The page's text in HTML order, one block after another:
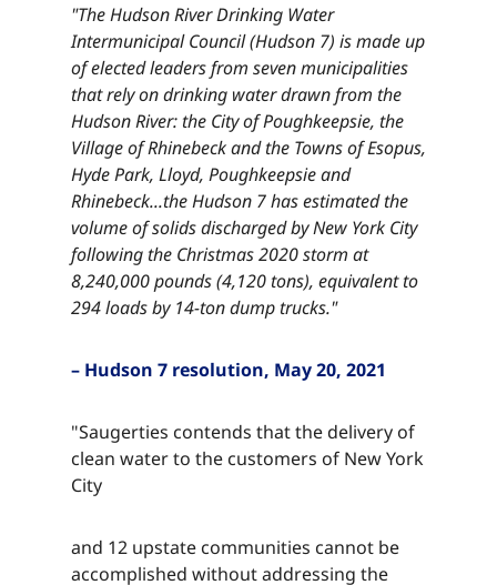
"The Hudson River Drinking Water
Intermunicipal Council (Hudson 7) is made up
of elected leaders from seven municipalities
that rely on drinking water drawn from the
Hudson River: the City of Poughkeepsie, the
Village of Rhinebeck and the Towns of Esopus,
Hyde Park, Lloyd, Poughkeepsie and
Rhinebeck...the Hudson 7 has estimated the
volume of solids discharged by New York City
following the Christmas 2020 storm at
8,240,000 pounds (4,120 tons), equivalent to
294 loads by 14-ton dump trucks."​​​​‌ ‍ ​‍​‍‌‍ ‌ ​‍‌‍‍‌‌‍‌ ‌‍‍‌‌‍ ‍​‍​‍​ ‍‍​‍​‍‌ ​ ‌‍​‌‌‍ ‍‌‍‍‌‌ ‌​‌ ‍‌​‍ ‍‌‍‍‌‌‍ ​‍​‍​‍ ​​‍​‍‌‍‍​‌ ​‍‌‍‌‌‌‍‌‍​‍​‍​ ‍‍​‍​‍‌‍‍​‌ ‌​‌ ‌​‌ ​​‌ ​ ​ ‍‍​‍ ​‍ ‌‍​ ‌‍ ‌‌ ​ ​‍ ‍‌‍ ‌‌‍​‌‌‍‍‌‌‍ ‍​‍ ‍​ ​‍​ ​​​ ​‍​ ‌​‌ ​‍‌‍‌‌‌‍‌​‌‍‌‌‌ ​ ‌‍‍‌‌‍‌ ‌‍ ‍​‍ ‍‌ ​‍‌‍‍‌‌ ‌‍‌‍‌‌‌ ​‍‌‍‍ ‌‍‌‌‌‍‌‌‌ ​​‌‍‌‌‌ ​‍​‍ ‍‌‍ ‌ ​‍‌‍‌ ​‍ ‌‍‍‌‌‍ ‍‌ ‌​‌‍‌‌‌‍ ‍‌ ‌​​‍ ‌‍‌‌‌‍‌​‌‍‍‌‌ ‌​​‍ ‌‍ ‌‌‍ ‌‍‌​‌‍‌‌​ ‌‌ ​​‌ ​‍‌‍‌‌‌ ​ ‌‍‌‌‌‍ ‍‌ ‌​‌‍​‌‌ ‌​‌‍‍‌‌‍ ‌‍ ‍​ ‍ ‌‍‍‌‌‍‌​​ ‌​ ‌ ​ ​‌​ ​‌​ ​‌​ ​ ‌‍​‌​ ​​​ ​ ​‍ ‌​ ​‌​ ‌​​ ‌‌‌‍​ ​‍ ‌​ ‌​‌‍​‍​ ‌‌​ ‌ ​‍ ‌‌‍​‍​ ​​​ ‌‍‌‍​ ​‍ ‌​ ​​​ ‌ ​ ‌‌​ ​​​ ‍‌​ ​ ​ ​‍‌‍‌‍​ ​​​ ‍‌​ ​‌‌‍​‌​ ‍ ‌ ‌​‌ ‍‌‌ ​​‌‍‌‌​ ‌‌‍​‌‌ ​‍‌ ‌​‌‍‍‌‌‍​ ‌‍ ​‌‍‌‌​ ‍ ‌ ​​‌‍​‌‌ ‌​‌‍‍​​ ‌‌‍​ ‌‍ ‌‍ ‍‌ ‌​‌‍‌‌‌‍ ‍‌ ‌​​‍‌‌​ ‌‌‌​​‍‌‌ ‌‍‍ ‌‍‌‌‌ ‍‌​‍‌‌​ ​ ‌​‌​​‍‌‌​ ​ ‌​‌​​‍‌‌​ ​‍​ ​‍​ ​‍​ ​​‌‍​‍​ ​‍​ ‌‍​ ‌‍‌‍​‌​ ​‌‌‍​‍‌‍‌​‌‍‌‌​ ‌​​‍‌‌​ ​‍​ ​‍​‍‌‌​ ‌‌‌​‌​​‍ ‍‌‍​ ‌‍‍​‌‍‍‌‌‍ ​‌‍‌​‌ ​‍‌‍‌‌‌‍ ‍​‍‌‌​ ‌‌‌​​‍‌‌ ‌‍‍ ‌‍‌‌‌ ‍‌​‍‌‌​ ​ ‌​‌​​‍‌‌​ ​ ‌​‌​​‍‌‌​ ​‍​ ​‍​ ​‍​ ​​‌‍​‍​ ​‍​ ‌‍​ ‌‍‌‍​‌​ ​‌‌‍​‍‌‍‌​‌‍‌‌​ ‌​​ ​​​‍‌‌​ ​‍​ ​‍​‍‌‌​ ‌‌‌​‌​​‍ ‍‌ ‌​‌‍‌‌‌ ‍​‌ ‌​​ ‌‍​‍‌‍​‌‌ ​ ‌‍‌‌‌‌‌‌‌ ​‍‌‍ ​​ ‌‌‍‍​‌ ‌​‌ ‌​‌ ​​‌ ​ ​‍‌‌​ ​ ‌​​‌​‍‌‌​ ​‍‌​‌‍​‍‌‌​ ​‍‌​‌‍‌‍​ ‌‍ ‌‌ ​ ​‍ ‍‌‍ ‌‌‍​‌‌‍‍‌‌‍ ‍​‍ ‍​ ​‍​ ​​​ ​‍​ ‌​‌ ​‍‌‍‌‌‌‍‌​‌‍‌‌‌ ​ ‌‍‍‌‌‍‌ ‌‍ ‍​‍ ‍‌ ​‍‌‍‍‌‌ ‌‍‌‍‌‌‌ ​‍‌‍‍ ‌‍‌‌‌‍‌‌‌ ​​‌‍‌‌‌ ​‍​‍ ‍‌‍ ‌ ​‍‌‍‌ ​‍‌‍‌‍‍‌‌‍‌​​ ‌​ ‌ ​ ​‌​ ​‌​ ​‌​ ​ ‌‍​‌​ ​​​ ​ ​‍ ‌​ ​‌​ ‌​​ ‌‌‌‍​ ​‍ ‌​ ‌​‌‍​‍​ ‌‌​ ‌ ​‍ ‌‌‍​‍​ ​​​ ‌‍‌‍​ ​‍ ‌​ ​​​ ‌ ​ ‌‌​ ​​​ ‍‌​ ​ ​ ​‍‌‍‌‍​ ​​​ ‍‌​ ​‌‌‍​‌​‍‌‍‌ ‌​‌ ‍‌‌ ​​‌‍‌‌​ ‌‌‍​‌‌ ​‍‌ ‌​‌‍‍‌‌‍​ ‌‍ ​‌‍‌‌​‍‌‍‌ ​​‌‍​‌‌ ‌​‌‍‍​​ ‌‌‍​ ‌‍ ‌‍ ‍‌ ‌​‌‍‌‌‌‍ ‍‌ ‌​​‍‌‌​ ‌‌‌​​‍‌‌ ‌‍‍ ‌‍‌‌‌ ‍‌​‍‌‌​ ​ ‌​‌​​‍‌‌​ ​ ‌​‌​​‍‌‌​ ​‍​ ​‍​ ​‍​ ​​‌‍​‍​ ​‍​ ‌‍​ ‌‍‌‍​‌​ ​‌‌‍​‍‌‍‌​‌‍‌‌​ ‌​​‍‌‌​ ​‍​ ​‍​‍‌‌​ ‌‌‌​‌​​‍ ‍‌‍​ ‌‍‍​‌‍‍‌‌‍ ​‌‍‌​‌ ​‍‌‍‌‌‌‍ ‍​‍‌‌​ ‌‌‌​​‍‌‌ ‌‍‍ ‌‍‌‌‌ ‍‌​‍‌‌​ ​ ‌​‌​​‍‌‌​ ​ ‌​‌​​‍‌‌​ ​‍​ ​‍​ ​‍​ ​​‌‍​‍​ ​‍​ ‌‍​ ‌‍‌‍​‌​ ​‌‌‍​‍‌‍‌​‌‍‌‌​ ‌​​ ​​​‍‌‌​ ​‍​ ​‍​‍‌‌​ ‌‌‌​‌​​‍ ‍‌ ‌​‌‍‌‌‌ ‍​‌ ‌​​‍‌‍‌ ​​‌‍‌‌‌ ​‍‌ ​ ‌ ​​‌‍‌‌‌‍​ ‌ ‌​‌‍‍‌‌ ‌‍‌‍‌‌​ ‌‌ ​​‌ ‌‌‌‍​‍‌‍ ​‌‍‍‌‌ ​ ‌‍‍​‌‍‌‌‌‍‌​​‍​‍‌ ‌
– Hudson 7 resolution, May 20, 2021​​​​‌ ‍ ​‍​‍‌‍ ‌ ​‍‌‍‍‌‌‍‌ ‌‍‍‌‌‍ ‍​‍​‍​ ‍‍​‍​‍‌ ​ ‌‍​‌‌‍ ‍‌‍‍‌‌ ‌​‌ ‍‌​‍ ‍‌‍‍‌‌‍ ​‍​‍​‍ ​​‍​‍‌‍‍​‌ ​‍‌‍‌‌‌‍‌‍​‍​‍​ ‍‍​‍​‍‌‍‍​‌ ‌​‌ ‌​‌ ​​‌ ​ ​ ‍‍​‍ ​‍ ‌‍​ ‌‍ ‌‌ ​ ​‍ ‍‌‍ ‌‌‍​‌‌‍‍‌‌‍ ‍​‍ ‍​ ​‍​ ​​​ ​‍​ ‌​‌ ​‍‌‍‌‌‌‍‌​‌‍‌‌‌ ​ ‌‍‍‌‌‍‌ ‌‍ ‍​‍ ‍‌ ​‍‌‍‍‌‌ ‌‍‌‍‌‌‌ ​‍‌‍‍ ‌‍‌‌‌‍‌‌‌ ​​‌‍‌‌‌ ​‍​‍ ‍‌‍ ‌ ​‍‌‍‌ ​‍ ‌‍‍‌‌‍ ‍‌ ‌​‌‍‌‌‌‍ ‍‌ ‌​​‍ ‌‍‌‌‌‍‌​‌‍‍‌‌ ‌​​‍ ‌‍ ‌‌‍ ‌‍‌​‌‍‌‌​ ‌‌ ​​‌ ​‍‌‍‌‌‌ ​ ‌‍‌‌‌‍ ‍‌ ‌​‌‍​‌‌ ‌​‌‍‍‌‌‍ ‌‍ ‍​ ‍ ‌‍‍‌‌‍‌​​ ‌​ ‌ ​ ​‌​ ​‌​ ​‌​ ​ ‌‍​‌​ ​​​ ​ ​‍ ‌​ ​‌​ ‌​​ ‌‌‌‍​ ​‍ ‌​ ‌​‌‍​‍​ ‌‌​ ‌ ​‍ ‌‌‍​‍​ ​​​ ‌‍‌‍​ ​‍ ‌​ ​​​ ‌ ​ ‌‌​ ​​​ ‍‌​ ​ ​ ​‍‌‍‌‍​ ​​​ ‍‌​ ​‌‌‍​‌​ ‍ ‌ ‌​‌ ‍‌‌ ​​‌‍‌‌​ ‌‌‍​‌‌ ​‍‌ ‌​‌‍‍‌‌‍​ ‌‍ ​‌‍‌‌​ ‍ ‌ ​​‌‍​‌‌ ‌​‌‍‍​​ ‌‌‍​ ‌‍ ‌‍ ‍‌ ‌​‌‍‌‌‌‍ ‍‌ ‌​​‍‌‌​ ‌‌‌​​‍‌‌ ‌‍‍ ‌‍‌‌‌ ‍‌​‍‌‌​ ​ ‌​‌​​‍‌‌​ ​ ‌​‌​​‍‌‌​ ​‍​ ​‍‌‍‌‍​ ‌‍​ ‍‌‌‍​‌​ ​‍​ ‌‌​ ​​‌‍​‌​ ‍‌​ ‌ ‌‍‌‌‌‍​‍​‍‌‌​ ​‍​ ​‍​‍‌‌​ ‌‌‌​‌​​‍ ‍‌‍​ ‌‍‍​‌‍‍‌‌‍ ​‌‍‌​‌ ​‍‌‍‌‌‌‍ ‍​‍‌‌​ ‌‌‌​​‍‌‌ ‌‍‍ ‌‍‌‌‌ ‍‌​‍‌‌​ ​ ‌​‌​​‍‌‌​ ​ ‌​‌​​‍‌‌​ ​‍​ ​‍‌‍‌‍​ ‌‍​ ‍‌‌‍​‌​ ​‍​ ‌‌​ ​​‌‍​‌​ ‍‌​ ‌ ‌‍‌‌‌‍​‍​ ​​​‍‌‌​ ​‍​ ​‍​‍‌‌​ ‌‌‌​‌​​‍ ‍‌ ‌​‌‍‌‌‌ ‍​‌ ‌​​ ‌‍​‍‌‍​‌‌ ​ ‌‍‌‌‌‌‌‌‌ ​‍‌‍ ​​ ‌‌‍‍​‌ ‌​‌ ‌​‌ ​​‌ ​ ​‍‌‌​ ​ ‌​​‌​‍‌‌​ ​‍‌​‌‍​‍‌‌​ ​‍‌​‌‍‌‍​ ‌‍ ‌‌ ​ ​‍ ‍‌‍ ‌‌‍​‌‌‍‍‌‌‍ ‍​‍ ‍​ ​‍​ ​​​ ​‍​ ‌​‌ ​‍‌‍‌‌‌‍‌​‌‍‌‌‌ ​ ‌‍‍‌‌‍‌ ‌‍ ‍​‍ ‍‌ ​‍‌‍‍‌‌ ‌‍‌‍‌‌‌ ​‍‌‍‍ ‌‍‌‌‌‍‌‌‌ ​​‌‍‌‌‌ ​‍​‍ ‍‌‍ ‌ ​‍‌‍‌ ​‍‌‍‌‍‍‌‌‍‌​​ ‌​ ‌ ​ ​‌​ ​‌​ ​‌​ ​ ‌‍​‌​ ​​​ ​ ​‍ ‌​ ​‌​ ‌​​ ‌‌‌‍​ ​‍ ‌​ ‌​‌‍​‍​ ‌‌​ ‌ ​‍ ‌‌‍​‍​ ​​​ ‌‍‌‍​ ​‍ ‌​ ​​​ ‌ ​ ‌‌​ ​​​ ‍‌​ ​ ​ ​‍‌‍‌‍​ ​​​ ‍‌​ ​‌‌‍​‌​‍‌‍‌ ‌​‌ ‍‌‌ ​​‌‍‌‌​ ‌‌‍​‌‌ ​‍‌ ‌​‌‍‍‌‌‍​ ‌‍ ​‌‍‌‌​‍‌‍‌ ​​‌‍​‌‌ ‌​‌‍‍​​ ‌‌‍​ ‌‍ ‌‍ ‍‌ ‌​‌‍‌‌‌‍ ‍‌ ‌​​‍‌‌​ ‌‌‌​​‍‌‌ ‌‍‍ ‌‍‌‌‌ ‍‌​‍‌‌​ ​ ‌​‌​​‍‌‌​ ​ ‌​‌​​‍‌‌​ ​‍​ ​‍‌‍‌‍​ ‌‍​ ‍‌‌‍​‌​ ​‍​ ‌‌​ ​​‌‍​‌​ ‍‌​ ‌ ‌‍‌‌‌‍​‍​‍‌‌​ ​‍​ ​‍​‍‌‌​ ‌‌‌​‌​​‍ ‍‌‍​ ‌‍‍​‌‍‍‌‌‍ ​‌‍‌​‌ ​‍‌‍‌‌‌‍ ‍​‍‌‌​ ‌‌‌​​‍‌‌ ‌‍‍ ‌‍‌‌‌ ‍‌​‍‌‌​ ​ ‌​‌​​‍‌‌​ ​ ‌​‌​​‍‌‌​ ​‍​ ​‍‌‍‌‍​ ‌‍​ ‍‌‌‍​‌​ ​‍​ ‌‌​ ​​‌‍​‌​ ‍‌​ ‌ ‌‍‌‌‌‍​‍​ ​​​‍‌‌​ ​‍​ ​‍​‍‌‌​ ‌‌‌​‌​​‍ ‍‌ ‌​‌‍‌‌‌ ‍​‌ ‌​​‍‌‍‌ ​​‌‍‌‌‌ ​‍‌ ​ ‌ ​​‌‍‌‌‌‍​ ‌ ‌​‌‍‍‌‌ ‌‍‌‍‌‌​ ‌‌ ​​‌ ‌‌‌‍​‍‌‍ ​‌‍‍‌‌ ​ ‌‍‍​‌‍‌‌‌‍‌​​‍​‍‌ ‌
"Saugerties contends that the delivery of
clean water to the customers of New York
City​​​​‌ ‍ ​‍​‍‌‍ ‌ ​‍‌‍‍‌‌‍‌ ‌‍‍‌‌‍ ‍​‍​‍​ ‍‍​‍​‍‌ ​ ‌‍​‌‌‍ ‍‌‍‍‌‌ ‌​‌ ‍‌​‍ ‍‌‍‍‌‌‍ ​‍​‍​‍ ​​‍​‍‌‍‍​‌ ​‍‌‍‌‌‌‍‌‍​‍​‍​ ‍‍​‍​‍‌‍‍​‌ ‌​‌ ‌​‌ ​​‌ ​ ​ ‍‍​‍ ​‍ ‌‍​ ‌‍ ‌‌ ​ ​‍ ‍‌‍ ‌‌‍​‌‌‍‍‌‌‍ ‍​‍ ‍​ ​‍​ ​​​ ​‍​ ‌​‌ ​‍‌‍‌‌‌‍‌​‌‍‌‌‌ ​ ‌‍‍‌‌‍‌ ‌‍ ‍​‍ ‍‌ ​‍‌‍‍‌‌ ‌‍‌‍‌‌‌ ​‍‌‍‍ ‌‍‌‌‌‍‌‌‌ ​​‌‍‌‌‌ ​‍​‍ ‍‌‍ ‌ ​‍‌‍‌ ​‍ ‌‍‍‌‌‍ ‍‌ ‌​‌‍‌‌‌‍ ‍‌ ‌​​‍ ‌‍‌‌‌‍‌​‌‍‍‌‌ ‌​​‍ ‌‍ ‌‌‍ ‌‍‌​‌‍‌‌​ ‌‌ ​​‌ ​‍‌‍‌‌‌ ​ ‌‍‌‌‌‍ ‍‌ ‌​‌‍​‌‌ ‌​‌‍‍‌‌‍ ‌‍ ‍​ ‍ ‌‍‍‌‌‍‌​​ ‌​ ‌ ​ ​‌​ ​‌​ ​‌​ ​ ‌‍​‌​ ​​​ ​ ​‍ ‌​ ​‌​ ‌​​ ‌‌‌‍​ ​‍ ‌​ ‌​‌‍​‍​ ‌‌​ ‌ ​‍ ‌‌‍​‍​ ​​​ ‌‍‌‍​ ​‍ ‌​ ​​​ ‌ ​ ‌‌​ ​​​ ‍‌​ ​ ​ ​‍‌‍‌‍​ ​​​ ‍‌​ ​‌‌‍​‌​ ‍ ‌ ‌​‌ ‍‌‌ ​​‌‍‌‌​ ‌‌‍​‌‌ ​‍‌ ‌​‌‍‍‌‌‍​ ‌‍ ​‌‍‌‌​ ‍ ‌ ​​‌‍​‌‌ ‌​‌‍‍​​ ‌‌‍​ ‌‍ ‌‍ ‍‌ ‌​‌‍‌‌‌‍ ‍‌ ‌​​‍‌‌​ ‌‌‌​​‍‌‌ ‌‍‍ ‌‍‌‌‌ ‍‌​‍‌‌​ ​ ‌​‌​​‍‌‌​ ​ ‌​‌​​‍‌‌​ ​‍​ ​‍‌‍​ ​ ‍​​ ‌​​ ‍‌​ ‍​​ ‌​‌‍‌‍​ ​​​ ​‌‌‍​ ​ ‌​​ ‌​​‍‌‌​ ​‍​ ​‍​‍‌‌​ ‌‌‌​‌​​‍ ‍‌‍​ ‌‍‍​‌‍‍‌‌‍ ​‌‍‌​‌ ​‍‌‍‌‌‌‍ ‍​‍‌‌​ ‌‌‌​​‍‌‌ ‌‍‍ ‌‍‌‌‌ ‍‌​‍‌‌​ ​ ‌​‌​​‍‌‌​ ​ ‌​‌​​‍‌‌​ ​‍​ ​‍‌‍​ ​ ‍​​ ‌​​ ‍‌​ ‍​​ ‌​‌‍‌‍​ ​​​ ​‌‌‍​ ​ ‌​​ ‌​​ ​​​‍‌‌​ ​‍​ ​‍​‍‌‌​ ‌‌‌​‌​​‍ ‍‌ ‌​‌‍‌‌‌ ‍​‌ ‌​​ ‌‍​‍‌‍​‌‌ ​ ‌‍‌‌‌‌‌‌‌ ​‍‌‍ ​​ ‌‌‍‍​‌ ‌​‌ ‌​‌ ​​‌ ​ ​‍‌‌​ ​ ‌​​‌​‍‌‌​ ​‍‌​‌‍​‍‌‌​ ​‍‌​‌‍‌‍​ ‌‍ ‌‌ ​ ​‍ ‍‌‍ ‌‌‍​‌‌‍‍‌‌‍ ‍​‍ ‍​ ​‍​ ​​​ ​‍​ ‌​‌ ​‍‌‍‌‌‌‍‌​‌‍‌‌‌ ​ ‌‍‍‌‌‍‌ ‌‍ ‍​‍ ‍‌ ​‍‌‍‍‌‌ ‌‍‌‍‌‌‌ ​‍‌‍‍ ‌‍‌‌‌‍‌‌‌ ​​‌‍‌‌‌ ​‍​‍ ‍‌‍ ‌ ​‍‌‍‌ ​‍‌‍‌‍‍‌‌‍‌​​ ‌​ ‌ ​ ​‌​ ​‌​ ​‌​ ​ ‌‍​‌​ ​​​ ​ ​‍ ‌​ ​‌​ ‌​​ ‌‌‌‍​ ​‍ ‌​ ‌​‌‍​‍​ ‌‌​ ‌ ​‍ ‌‌‍​‍​ ​​​ ‌‍‌‍​ ​‍ ‌​ ​​​ ‌ ​ ‌‌​ ​​​ ‍‌​ ​ ​ ​‍‌‍‌‍​ ​​​ ‍‌​ ​‌‌‍​‌​‍‌‍‌ ‌​‌ ‍‌‌ ​​‌‍‌‌​ ‌‌‍​‌‌ ​‍‌ ‌​‌‍‍‌‌‍​ ‌‍ ​‌‍‌‌​‍‌‍‌ ​​‌‍​‌‌ ‌​‌‍‍​​ ‌‌‍​ ‌‍ ‌‍ ‍‌ ‌​‌‍‌‌‌‍ ‍‌ ‌​​‍‌‌​ ‌‌‌​​‍‌‌ ‌‍‍ ‌‍‌‌‌ ‍‌​‍‌‌​ ​ ‌​‌​​‍‌‌​ ​ ‌​‌​​‍‌‌​ ​‍​ ​‍‌‍​ ​ ‍​​ ‌​​ ‍‌​ ‍​​ ‌​‌‍‌‍​ ​​​ ​‌‌‍​ ​ ‌​​ ‌​​‍‌‌​ ​‍​ ​‍​‍‌‌​ ‌‌‌​‌​​‍ ‍‌‍​ ‌‍‍​‌‍‍‌‌‍ ​‌‍‌​‌ ​‍‌‍‌‌‌‍ ‍​‍‌‌​ ‌‌‌​​‍‌‌ ‌‍‍ ‌‍‌‌‌ ‍‌​‍‌‌​ ​ ‌​‌​​‍‌‌​ ​ ‌​‌​​‍‌‌​ ​‍​ ​‍‌‍​ ​ ‍​​ ‌​​ ‍‌​ ‍​​ ‌​‌‍‌‍​ ​​​ ​‌‌‍​ ​ ‌​​ ‌​​ ​​​‍‌‌​ ​‍​ ​‍​‍‌‌​ ‌‌‌​‌​​‍ ‍‌ ‌​‌‍‌‌‌ ‍​‌ ‌​​‍‌‍‌ ​​‌‍‌‌‌ ​‍‌ ​ ‌ ​​‌‍‌‌‌‍​ ‌ ‌​‌‍‍‌‌ ‌‍‌‍‌‌​ ‌‌ ​​‌ ‌‌‌‍​‍‌‍ ​‌‍‍‌‌ ​ ‌‍‍​‌‍‌‌‌‍‌​​‍​‍‌ ‌
and 12 upstate communities cannot be
accomplished without addressing the